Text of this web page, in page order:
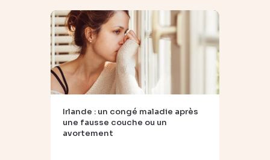
Irlande : un congé maladie après
une fausse couche ou un
avortement